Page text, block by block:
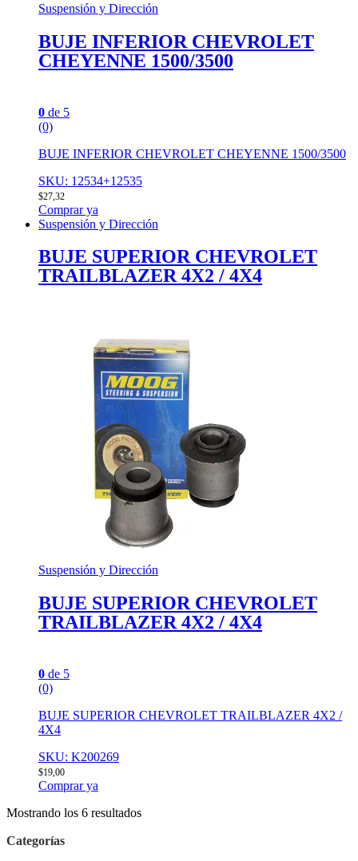
Suspensión y Dirección
BUJE INFERIOR CHEVROLET
CHEYENNE 1500/3500
0 de 5
(0)
BUJE INFERIOR CHEVROLET CHEYENNE 1500/3500
SKU: 12534+12535
$27,32
Comprar ya
Suspensión y Dirección
BUJE SUPERIOR CHEVROLET
TRAILBLAZER 4X2 / 4X4
Suspensión y Dirección
BUJE SUPERIOR CHEVROLET
TRAILBLAZER 4X2 / 4X4
0 de 5
(0)
BUJE SUPERIOR CHEVROLET TRAILBLAZER 4X2 /
4X4
SKU: K200269
$19,00
Comprar ya
Mostrando los 6 resultados
Categorías